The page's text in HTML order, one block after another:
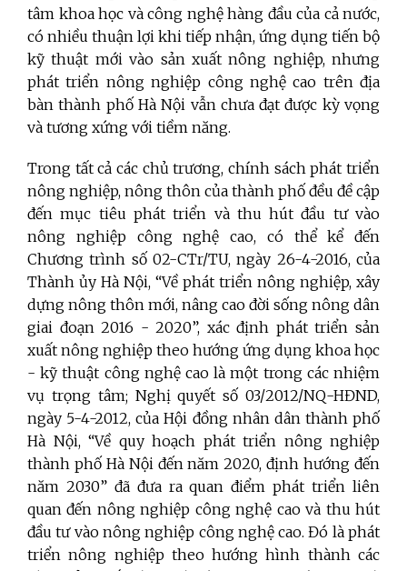
tâm khoa học và công nghệ hàng đầu của cả nước,
có nhiều thuận lợi khi tiếp nhận, ứng dụng tiến bộ
kỹ thuật mới vào sản xuất nông nghiệp, nhưng
phát triển nông nghiệp công nghệ cao trên địa
bàn thành phố Hà Nội vẫn chưa đạt được kỳ vọng
và tương xứng với tiềm năng.
Trong tất cả các chủ trương, chính sách phát triển
nông nghiệp, nông thôn của thành phố đều đề cập
đến mục tiêu phát triển và thu hút đầu tư vào
nông nghiệp công nghệ cao, có thể kể đến
Chương trình số 02-CTr/TU, ngày 26-4-2016, của
Thành ủy Hà Nội, “Về phát triển nông nghiệp, xây
dựng nông thôn mới, nâng cao đời sống nông dân
giai đoạn 2016 - 2020”, xác định phát triển sản
xuất nông nghiệp theo hướng ứng dụng khoa học
- kỹ thuật công nghệ cao là một trong các nhiệm
vụ trọng tâm; Nghị quyết số 03/2012/NQ-HĐND,
ngày 5-4-2012, của Hội đồng nhân dân thành phố
Hà Nội, “Về quy hoạch phát triển nông nghiệp
thành phố Hà Nội đến năm 2020, định hướng đến
năm 2030” đã đưa ra quan điểm phát triển liên
quan đến nông nghiệp công nghệ cao và thu hút
đầu tư vào nông nghiệp công nghệ cao. Đó là phát
triển nông nghiệp theo hướng hình thành các